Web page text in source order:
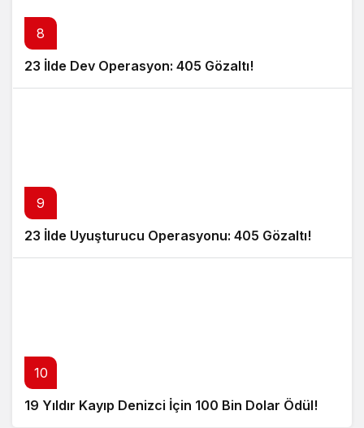
8
23 İlde Dev Operasyon: 405 Gözaltı!
9
23 İlde Uyuşturucu Operasyonu: 405 Gözaltı!
10
19 Yıldır Kayıp Denizci İçin 100 Bin Dolar Ödül!